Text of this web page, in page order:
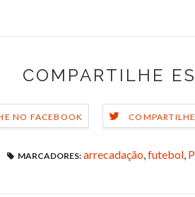
COMPARTILHE
NO FACEBOOK
MARCADORES: arrecadação,futebol,